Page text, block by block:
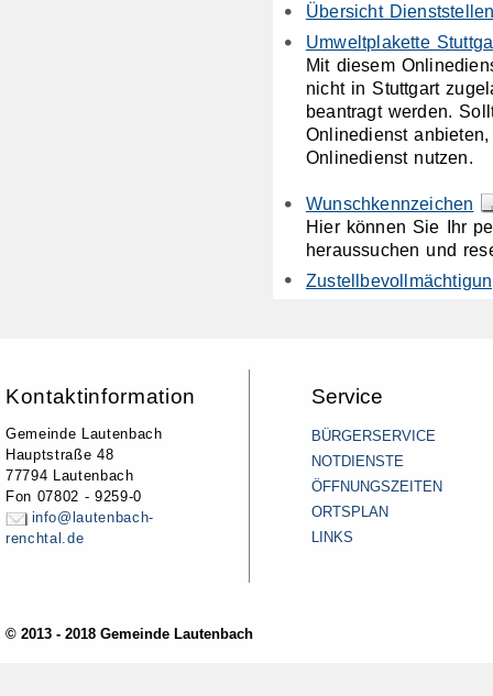
Übersicht
Umweltplakette
Mit diesem
nicht in Stuttgart
beantragt werden.
Onlinedienst
Onlinedienst nutzen.
Wunschkennzeichen
Hier können Sie Ihr
heraussuchen und
Kontaktinformation
Gemeinde Lautenbach
Hauptstraße 48
77794 Lautenbach
Fon 07802 - 9259-0
info@lautenbach-
renchtal.de
Service
BÜRGERSERVICE
NOTDIENSTE
ÖFFNUNGSZEITEN
ORTSPLAN
LINKS
© 2013 - 2018 Gemeinde Lautenbach